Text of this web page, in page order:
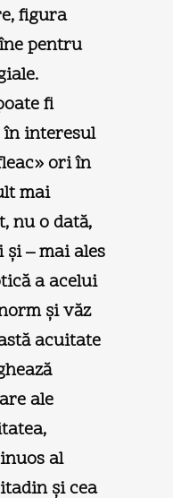
figura
pentru
fi
în interesul
ori în
mai
nu o dată,
– mai ales
a acelui
şi văz
acuitate
ale
al
şi cea